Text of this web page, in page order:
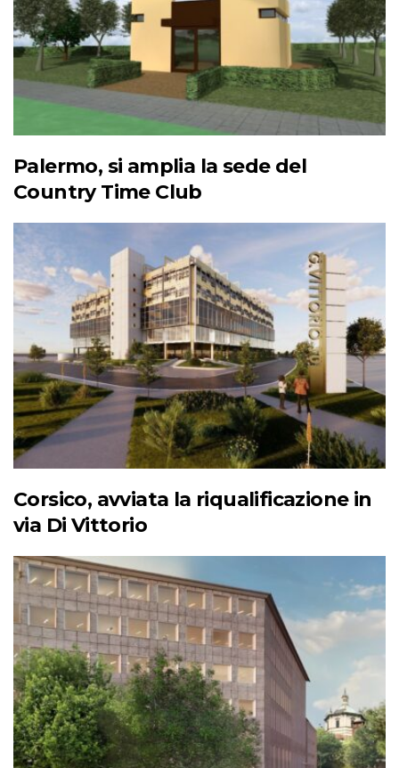
Palermo, si amplia la sede del
Country Time Club
Corsico, avviata la riqualificazione in
via Di Vittorio